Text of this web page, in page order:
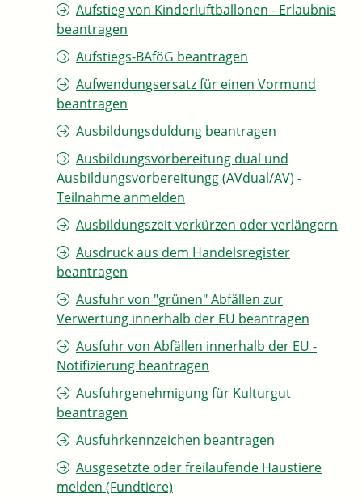
Aufstieg von Kinderluftballonen - Erlaubnis
beantragen
Aufstiegs-BAföG beantragen
Aufwendungsersatz für einen Vormund
beantragen
Ausbildungsduldung beantragen
Ausbildungsvorbereitung dual und
Ausbildungsvorbereitungg (AVdual/AV) -
Teilnahme anmelden
Ausbildungszeit verkürzen oder verlängern
Ausdruck aus dem Handelsregister
beantragen
Ausfuhr von "grünen" Abfällen zur
Verwertung innerhalb der EU beantragen
Ausfuhr von Abfällen innerhalb der EU -
Notifizierung beantragen
Ausfuhrgenehmigung für Kulturgut
beantragen
Ausfuhrkennzeichen beantragen
Ausgesetzte oder freilaufende Haustiere
melden (Fundtiere)